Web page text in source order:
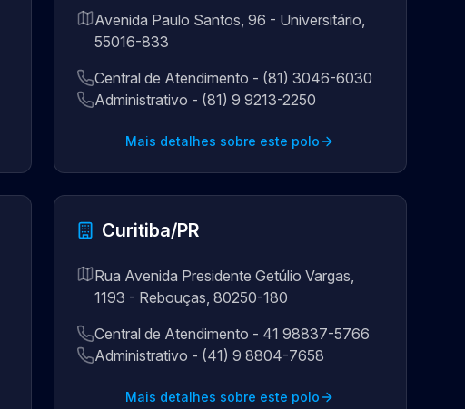
Avenida Paulo Santos, 96 - Universitário,
55016-833
Central de Atendimento - (81) 3046-6030
Administrativo - (81) 9 9213-2250
Mais detalhes sobre este polo
Curitiba/PR
Rua Avenida Presidente Getúlio Vargas,
1193 - Rebouças, 80250-180
Central de Atendimento - 41 98837-5766
Administrativo - (41) 9 8804-7658
Mais detalhes sobre este polo